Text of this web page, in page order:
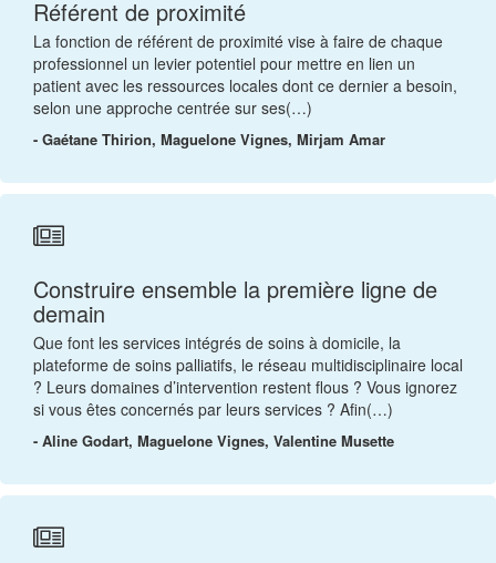
Référent de proximité
La fonction de référent de proximité vise à faire de chaque
professionnel un levier potentiel pour mettre en lien un
patient avec les ressources locales dont ce dernier a besoin,
selon une approche centrée sur ses(…)
- Gaétane Thirion, Maguelone Vignes, Mirjam Amar
Construire ensemble la première ligne de
demain
Que font les services intégrés de soins à domicile, la
plateforme de soins palliatifs, le réseau multidisciplinaire local
? Leurs domaines d’intervention restent flous ? Vous ignorez
si vous êtes concernés par leurs services ? Afin(…)
- Aline Godart, Maguelone Vignes, Valentine Musette